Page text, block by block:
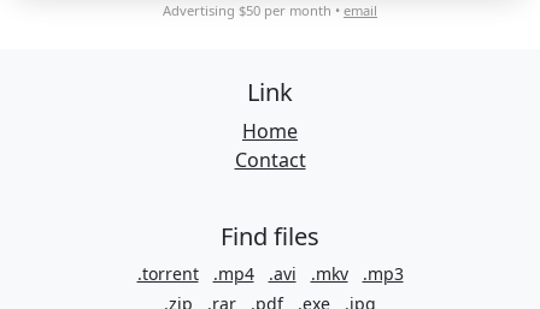
Advertising $50 per month • email
Link
Home
Contact
Find files
.torrent .mp4 .avi .mkv
.mp3
.zip
.rar .pdf .exe
.jpg